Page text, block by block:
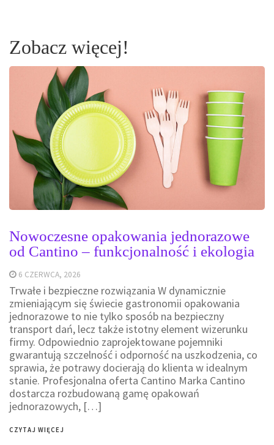
Zobacz więcej!
Nowoczesne opakowania jednorazowe
od Cantino – funkcjonalność i ekologia
6 CZERWCA, 2026
Trwałe i bezpieczne rozwiązania W dynamicznie
zmieniającym się świecie gastronomii opakowania
jednorazowe to nie tylko sposób na bezpieczny
transport dań, lecz także istotny element wizerunku
firmy. Odpowiednio zaprojektowane pojemniki
gwarantują szczelność i odporność na uszkodzenia, co
sprawia, że potrawy docierają do klienta w idealnym
stanie. Profesjonalna oferta Cantino Marka Cantino
dostarcza rozbudowaną gamę opakowań
jednorazowych, […]
CZYTAJ WIĘCEJ